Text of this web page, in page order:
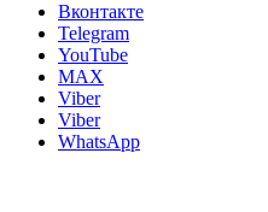
Вконтакте
Telegram
YouTube
MAX
Viber
Viber
WhatsApp